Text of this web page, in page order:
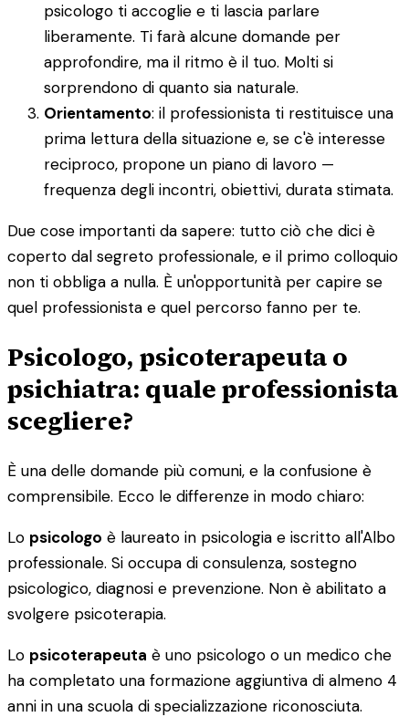
psicologo ti accoglie e ti lascia parlare
liberamente. Ti farà alcune domande per
approfondire, ma il ritmo è il tuo. Molti si
sorprendono di quanto sia naturale.
Orientamento: il professionista ti restituisce una
prima lettura della situazione e, se c'è interesse
reciproco, propone un piano di lavoro —
frequenza degli incontri, obiettivi, durata stimata.
Due cose importanti da sapere: tutto ciò che dici è
coperto dal segreto professionale, e il primo colloquio
non ti obbliga a nulla. È un'opportunità per capire se
quel professionista e quel percorso fanno per te.
Psicologo, psicoterapeuta o
psichiatra: quale professionista
scegliere?
È una delle domande più comuni, e la confusione è
comprensibile. Ecco le differenze in modo chiaro:
Lo psicologo è laureato in psicologia e iscritto all'Albo
professionale. Si occupa di consulenza, sostegno
psicologico, diagnosi e prevenzione. Non è abilitato a
svolgere psicoterapia.
Lo psicoterapeuta è uno psicologo o un medico che
ha completato una formazione aggiuntiva di almeno 4
anni in una scuola di specializzazione riconosciuta.